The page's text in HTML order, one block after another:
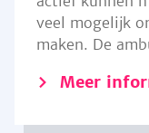
veel mogelijk
maken. De
Meer